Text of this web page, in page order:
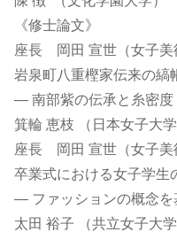
《修士論文》
座長 岡田 宣世（女子美
岩泉町八重樫家伝来の縞
― 南部紫の伝承と糸密
箕輪 恵枝 （日本女子大学
座長 岡田 宣世（女子美
卒業式における女子学生
― ファッションの概念
太田 裕子 （共立女子大学